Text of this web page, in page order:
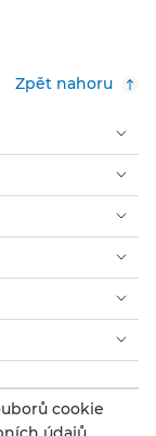
Zpět nahoru
cookie